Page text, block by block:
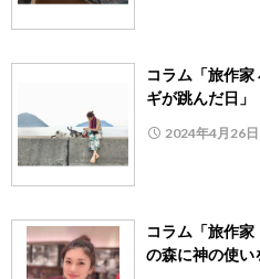
コラム「旅作
ギが跳んだ日」
2024年4月26日
コラム「旅作
の森に神の使い